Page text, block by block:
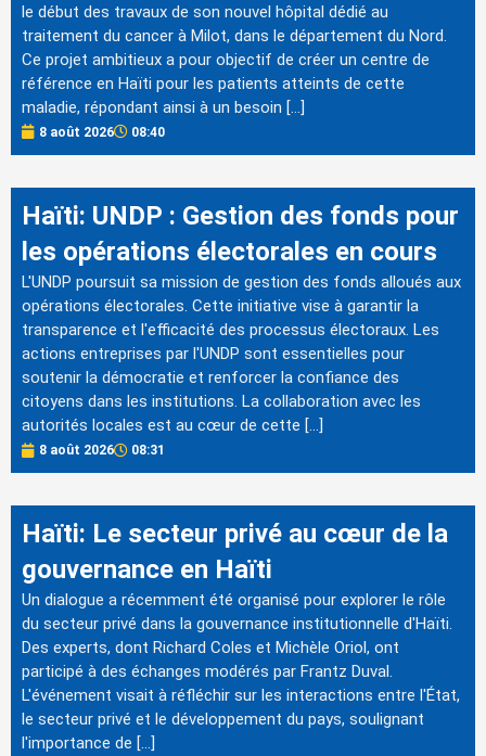
le début des travaux de son nouvel hôpital dédié au
traitement du cancer à Milot, dans le département du Nord.
Ce projet ambitieux a pour objectif de créer un centre de
référence en Haïti pour les patients atteints de cette
maladie, répondant ainsi à un besoin […]
8 août 2026 08:40
Haïti: UNDP : Gestion des fonds pour
les opérations électorales en cours
L'UNDP poursuit sa mission de gestion des fonds alloués aux
opérations électorales. Cette initiative vise à garantir la
transparence et l'efficacité des processus électoraux. Les
actions entreprises par l'UNDP sont essentielles pour
soutenir la démocratie et renforcer la confiance des
citoyens dans les institutions. La collaboration avec les
autorités locales est au cœur de cette […]
8 août 2026 08:31
Haïti: Le secteur privé au cœur de la
gouvernance en Haïti
Un dialogue a récemment été organisé pour explorer le rôle
du secteur privé dans la gouvernance institutionnelle d'Haïti.
Des experts, dont Richard Coles et Michèle Oriol, ont
participé à des échanges modérés par Frantz Duval.
L'événement visait à réfléchir sur les interactions entre l'État,
le secteur privé et le développement du pays, soulignant
l'importance de […]